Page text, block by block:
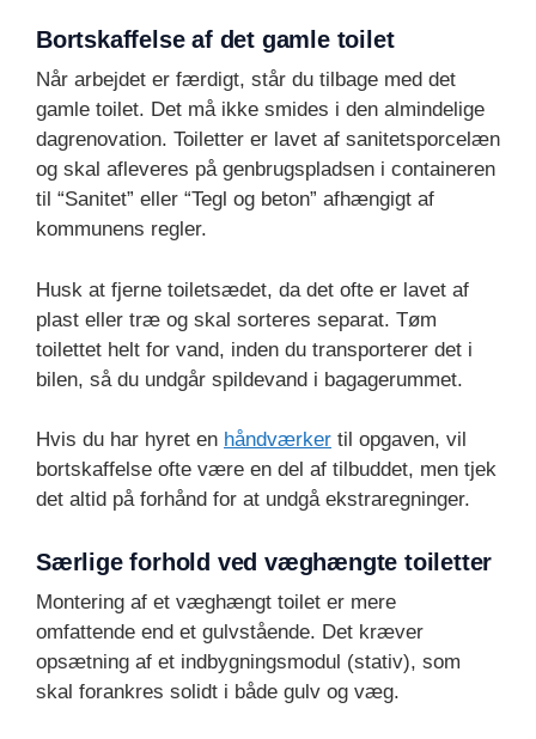
Bortskaffelse af det gamle toilet
Når arbejdet er færdigt, står du tilbage med det
gamle toilet. Det må ikke smides i den almindelige
dagrenovation. Toiletter er lavet af sanitetsporcelæn
og skal afleveres på genbrugspladsen i containeren
til “Sanitet” eller “Tegl og beton” afhængigt af
kommunens regler.
Husk at fjerne toiletsædet, da det ofte er lavet af
plast eller træ og skal sorteres separat. Tøm
toilettet helt for vand, inden du transporterer det i
bilen, så du undgår spildevand i bagagerummet.
Hvis du har hyret en håndværker til opgaven, vil
bortskaffelse ofte være en del af tilbuddet, men tjek
det altid på forhånd for at undgå ekstraregninger.
Særlige forhold ved væghængte toiletter
Montering af et væghængt toilet er mere
omfattende end et gulvstående. Det kræver
opsætning af et indbygningsmodul (stativ), som
skal forankres solidt i både gulv og væg.